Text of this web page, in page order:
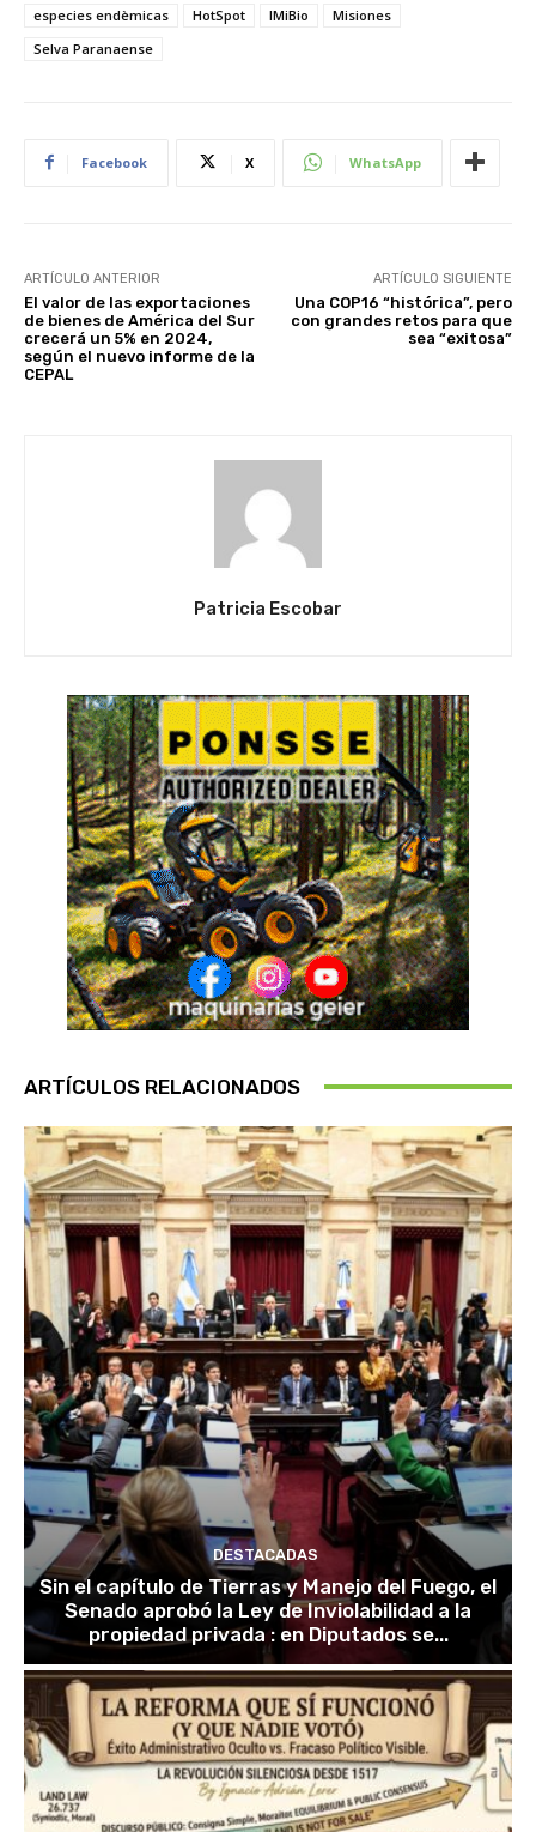
especies endèmicas HotSpot IMiBio
Misiones
Selva Paranaense
Facebook X WhatsApp
ARTÍCULO ANTERIOR
El valor de las exportaciones
de bienes de América del Sur
crecerá un 5% en 2024,
según el nuevo informe de la
CEPAL
ARTÍCULO SIGUIENTE
Una COP16 “histórica”, pero
con grandes retos para que
sea “exitosa”
Patricia Escobar
ARTÍCULOS RELACIONADOS
DESTACADAS
Sin el capítulo de Tierras y Manejo del Fuego, el
Senado aprobó la Ley de Inviolabilidad a la
propiedad privada : en Diputados se...